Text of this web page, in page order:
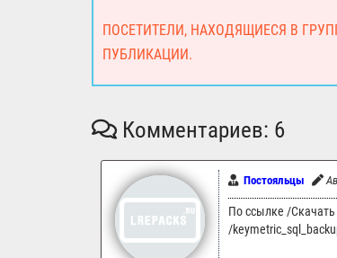
ПОСЕТИТЕЛИ, НАХОДЯЩИЕСЯ В
ПУБЛИКАЦИИ.
Комментариев: 6
Постояльцы
По ссылке /Скачать
/